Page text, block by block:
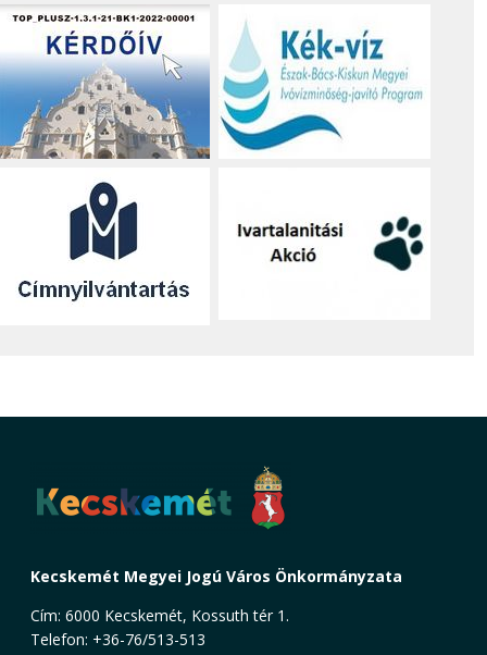
Kecskemét Megyei Jogú Város Önkormányzata
Cím: 6000 Kecskemét, Kossuth tér 1.
Telefon: +36-76/513-513